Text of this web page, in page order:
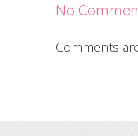
No
Comments